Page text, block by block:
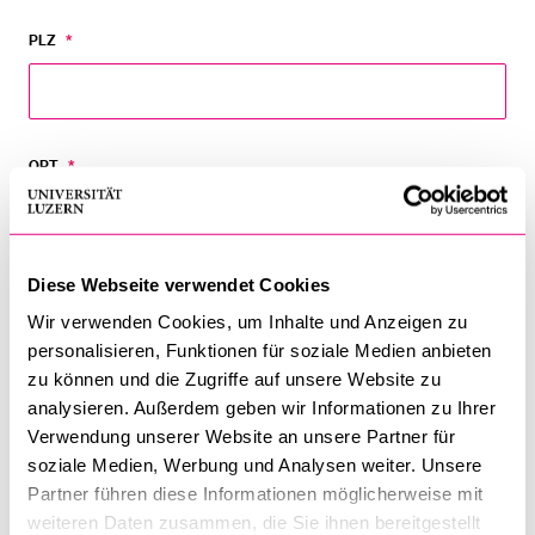
Diese Webseite verwendet Cookies
Wir verwenden Cookies, um Inhalte und Anzeigen zu
personalisieren, Funktionen für soziale Medien anbieten
zu können und die Zugriffe auf unsere Website zu
analysieren. Außerdem geben wir Informationen zu Ihrer
Verwendung unserer Website an unsere Partner für
soziale Medien, Werbung und Analysen weiter. Unsere
Partner führen diese Informationen möglicherweise mit
weiteren Daten zusammen, die Sie ihnen bereitgestellt
PLZ *
ORT *
LAND
E-MAIL